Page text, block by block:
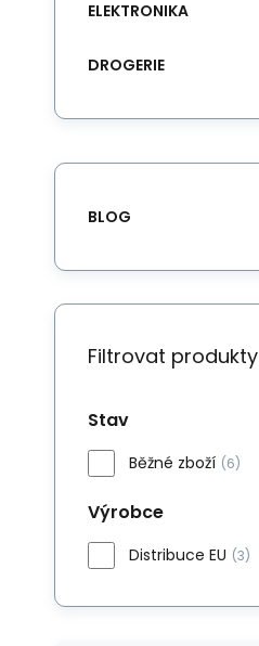
ELEKTRONIKA
DROGERIE
BLOG
Filtrovat produkty
Stav
Běžné zboží (6)
Výrobce
Distribuce EU (3)